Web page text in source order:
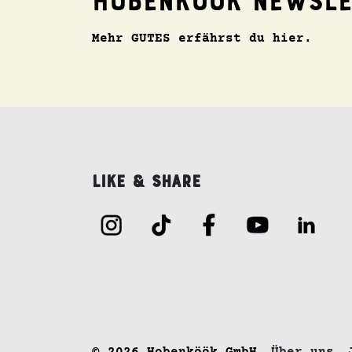
Mehr GUTES erfährst du hier.
Like & Share